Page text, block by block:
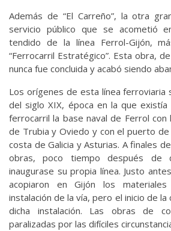
Además de “El Carreño”, la otra
servicio público que se acometió
tendido de la línea Ferrol-Gijón,
“Ferrocarril Estratégico”. Esta obra,
nunca fue concluida y acabó siendo
Los orígenes de esta línea ferroviaria
del siglo XIX, época en la que
ferrocarril la base naval de Ferrol con
de Trubia y Oviedo y con el puerto
costa de Galicia y Asturias. A finales
obras, poco tiempo después de
inaugurase su propia línea. Justo
acopiaron en Gijón los
instalación de la vía, pero el inicio de
dicha instalación. Las obras de
paralizadas por las difíciles